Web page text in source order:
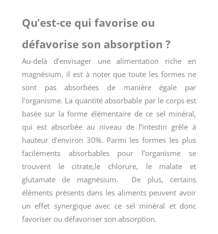
Qu’est-ce qui favorise ou
défavorise son absorption ?
Au-delà d’envisager une alimentation riche en
magnésium, il est à noter que toute les formes ne
sont pas absorbées de manière égale par
l’organisme. La quantité absorbable par le corps est
basée sur la forme élémentaire de ce sel minéral,
qui est absorbée au niveau de l’intestin grêle à
hauteur d’environ 30%. Parmi les formes les plus
facilements absorbables pour l’organisme se
trouvent le citrate,le chlorure, le malate et
glutamate de magnésium. De plus, certains
éléments présents dans les aliments peuvent avoir
un effet synergique avec ce sel minéral et donc
favoriser ou défavoriser son absorption.